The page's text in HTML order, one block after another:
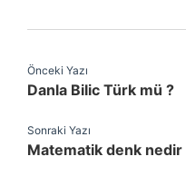
Önceki Yazı
Danla Bilic Türk mü ?
Sonraki Yazı
Matematik denk nedir